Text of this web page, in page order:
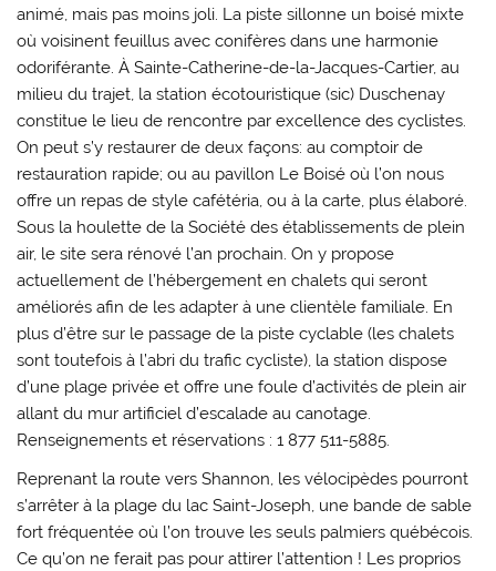
animé, mais pas moins joli. La piste sillonne un boisé mixte
où voisinent feuillus avec conifères dans une harmonie
odoriférante. À Sainte-Catherine-de-la-Jacques-Cartier, au
milieu du trajet, la station écotouristique (sic) Duschenay
constitue le lieu de rencontre par excellence des cyclistes.
On peut s’y restaurer de deux façons: au comptoir de
restauration rapide; ou au pavillon Le Boisé où l’on nous
offre un repas de style cafétéria, ou à la carte, plus élaboré.
Sous la houlette de la Société des établissements de plein
air, le site sera rénové l’an prochain. On y propose
actuellement de l’hébergement en chalets qui seront
améliorés afin de les adapter à une clientèle familiale. En
plus d’être sur le passage de la piste cyclable (les chalets
sont toutefois à l’abri du trafic cycliste), la station dispose
d’une plage privée et offre une foule d’activités de plein air
allant du mur artificiel d’escalade au canotage.
Renseignements et réservations : 1 877 511-5885.
Reprenant la route vers Shannon, les vélocipèdes pourront
s’arrêter à la plage du lac Saint-Joseph, une bande de sable
fort fréquentée où l’on trouve les seuls palmiers québécois.
Ce qu’on ne ferait pas pour attirer l’attention ! Les proprios